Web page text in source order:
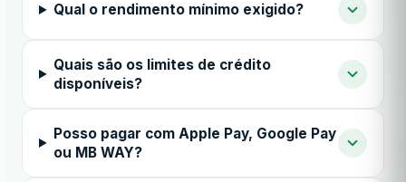
Qual o rendimento mínimo exigido?
Quais são os limites de crédito
disponíveis?
Posso pagar com Apple Pay, Google Pay
ou MB WAY?